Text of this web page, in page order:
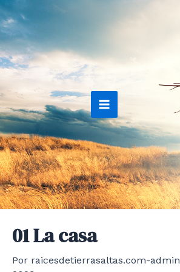
Ir
al
contenido
Main
Menu
01 La casa
Por raicesdetierrasaltas.com-admin